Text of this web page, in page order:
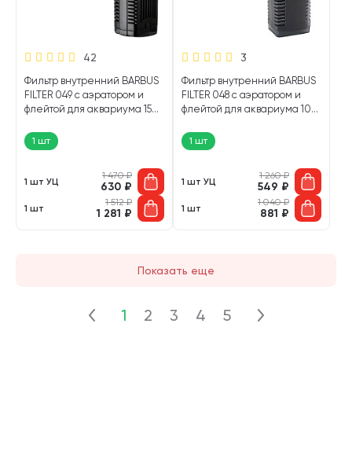
42
Фильтр внутренний BARBUS
FILTER 049 с аэратором и
флейтой для аквариума 150
УЦ)1 шт
1 шт УЦ
1 470₽
630 ₽
1 шт
1 512₽
1 281 ₽
3
Фильтр внутренний BARBUS
FILTER 048 с аэратором и
флейтой для аквариума 100
УЦ)1 шт
1 шт УЦ
1 260₽
549 ₽
1 шт
1 040₽
881 ₽
Показать еще
1 2 3 4 5